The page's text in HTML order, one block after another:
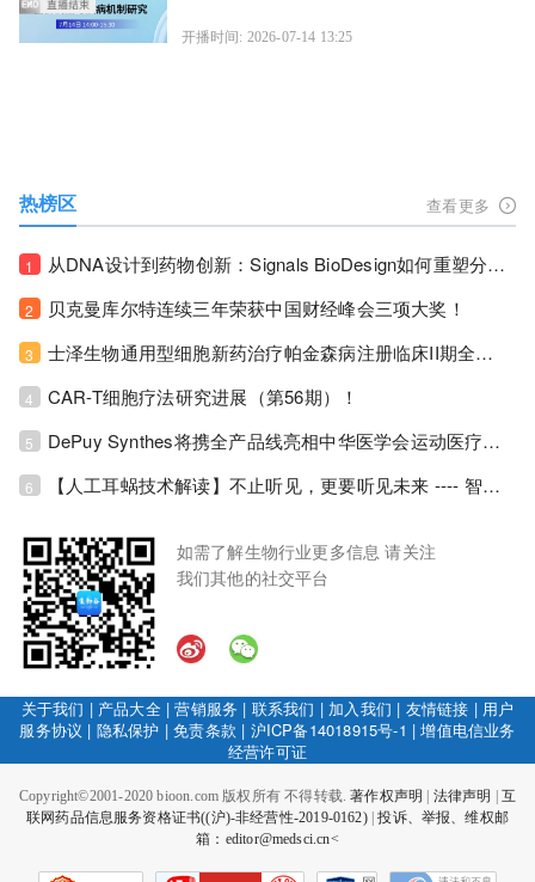
开播时间: 2026-07-14 13:25
热榜区 查看更多
1 从DNA设计到药物创新：Signals BioDesign如何重塑分子生物学研发生态！
2 贝克曼库尔特连续三年荣获中国财经峰会三项大奖！
3 士泽生物通用型细胞新药治疗帕金森病注册临床II期全部入组完成！
4 CAR-T细胞疗法研究进展（第56期）！
5 DePuy Synthes将携全产品线亮相中华医学会运动医疗分会大会，加码布局中国运动医学创新赛道！
6 【人工耳蜗技术解读】不止听见，更要听见未来 ---- 智能耳蜗，开启人工耳蜗技术新纪元！
如需了解生物行业更多信息 请关注
我们其他的社交平台
关于我们 | 产品大全|营销服务 | 联系我们 | 加入我们 | 友情链接 | 用户
服务协议 | 隐私保护 |免责条款 | 沪ICP备14018915号-1 |增值电信业务
经营许可证
Copyright©2001-2020 bioon.com 版权所有 不得转载.著作权声明 法律声明
互
联网药品信息服务资格证书((沪)-非经营性-2019-0162)|投诉、举报、维权邮
箱：editor@medsci.cn<